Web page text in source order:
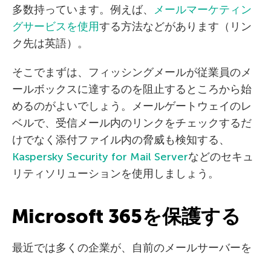
多数持っています。例えば、 メールマーケティン
グサービスを使用する方法などがあります（リン
ク先は英語）。
そこでまずは、フィッシングメールが従業員のメ
ールボックスに達するのを阻止するところから始
めるのがよいでしょう。メールゲートウェイのレ
ベルで、受信メール内のリンクをチェックするだ
けでなく添付ファイル内の脅威も検知する、
Kaspersky Security for Mail Serverなどのセキュ
リティソリューションを使用しましょう。
Microsoft 365を保護する
最近では多くの企業が、自前のメールサーバーを